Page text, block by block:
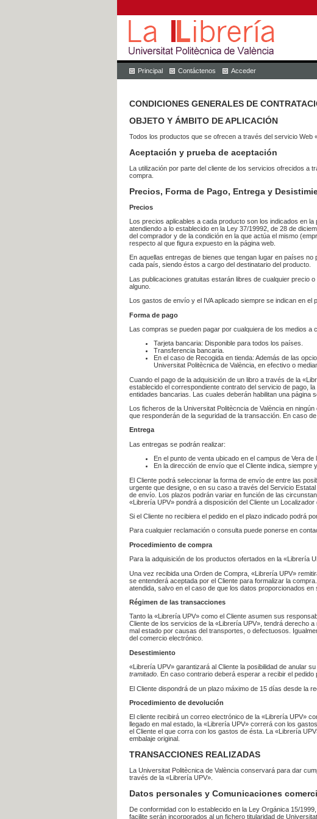
Principal Contáctenos Acceder
CONDICIONES GENERALES DE
OBJETO Y ÁMBITO DE APLICACIÓN
Todos los productos que se ofrecen a través del servicio Web
Aceptación y prueba de aceptación
La utilización por parte del cliente de los servicios ofrecidos a
compra.
Precios, Forma de Pago, Entrega y
Precios
Los precios aplicables a cada producto son los indicados en la
atendiendo a lo establecido en la Ley 37/19992, de 28 de
del comprador y de la condición en la que actúa el mismo
respecto al que figura expuesto en la página web.
En aquellas entregas de bienes que tengan lugar en países
cada país, siendo éstos a cargo del destinatario del producto.
Las publicaciones gratuitas estarán libres de cualquier precio
alguno.
Los gastos de envío y el IVA aplicado siempre se indican en el
Forma de pago
Las compras se pueden pagar por cualquiera de los medios a
Tarjeta bancaria: Disponible para todos los países.
Transferencia bancaria.
En el caso de Recogida en tienda: Además de las
Universitat Politècnica de València, en efectivo o
Cuando el pago de la adquisición de un libro a través de la
establecido el correspondiente contrato del servicio de pago,
entidades bancarias. Las cuales deberán habilitan una página
Los ficheros de la Universitat Politècncia de València en
que responderán de la seguridad de la transacción. En caso
Entrega
Las entregas se podrán realizar:
En el punto de venta ubicado en el campus de Vera
En la dirección de envío que el Cliente indica,
El Cliente podrá seleccionar la forma de envío de entre las
urgente que designe, o en su caso a través del Servicio
de envío. Los plazos podrán variar en función de las
«Librería UPV» pondrá a disposición del Cliente un
Si el Cliente no recibiera el pedido en el plazo indicado podrá
Para cualquier reclamación o consulta puede ponerse en
Procedimiento de compra
Para la adquisición de los productos ofertados en la «Librería
Una vez recibida una Orden de Compra, «Librería UPV»
se entenderá aceptada por el Cliente para formalizar la
atendida, salvo en el caso de que los datos proporcionados en
Régimen de las transacciones
Tanto la «Librería UPV» como el Cliente asumen sus
Cliente de los servicios de la «Librería UPV», tendrá derecho
mal estado por causas del transportes, o defectuosos.
del comercio electrónico.
Desestimiento
«Librería UPV» garantizará al Cliente la posibilidad de anular
tramitado . En caso contrario deberá esperar a recibir el
El Cliente dispondrá de un plazo máximo de 15 días desde la
Procedimiento de devolución
El cliente recibirá un correo electrónico de la «Librería UPV»
llegado en mal estado, la «Librería UPV» correrá con los
el Cliente el que corra con los gastos de ésta. La «Librería
embalaje original.
TRANSACCIONES REALIZADAS
La Universitat Politècnica de València conservará para dar
través de la «Librería UPV».
Datos personales y Comunicaciones
De conformidad con lo establecido en la Ley Orgánica 15/
facilite serán incorporados al un fichero titularidad de